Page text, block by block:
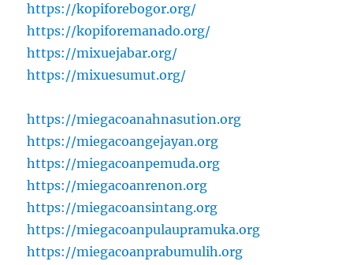
https://kopiforebogor.org/
https://kopiforemanado.org/
https://mixuejabar.org/
https://mixuesumut.org/
https://miegacoanahnasution.org
https://miegacoangejayan.org
https://miegacoanpemuda.org
https://miegacoanrenon.org
https://miegacoansintang.org
https://miegacoanpulaupramuka.org
https://miegacoanprabumulih.org